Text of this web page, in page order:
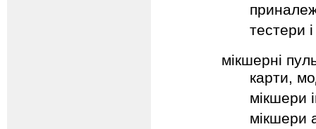
тестери
мікшерні
карти,
мікшери
мікшери